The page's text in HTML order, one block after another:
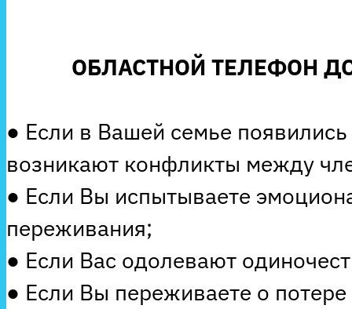
ОБЛАСТНОЙ ТЕЛЕФОН
● Если в Вашей семье
возникают конфликты между
● Если Вы испытываете
переживания;
● Если Вас одолевают
● Если Вы переживаете о